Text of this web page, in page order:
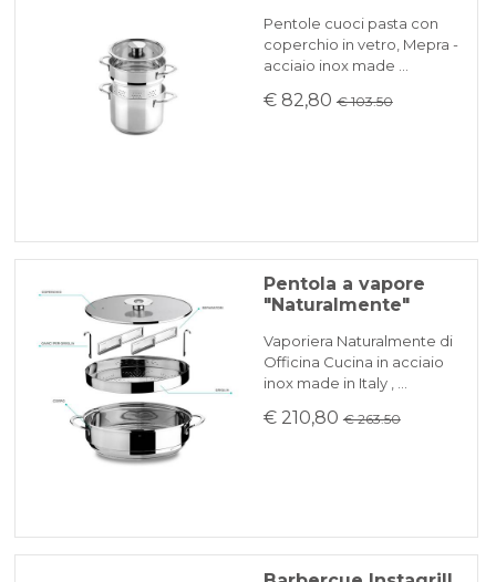
Pentole cuoci pasta con
coperchio in vetro, Mepra -
acciaio inox made …
€ 82,80 € 103.50
Pentola a vapore
"Naturalmente"
Vaporiera Naturalmente di
Officina Cucina in acciaio
inox made in Italy , …
€ 210,80 € 263.50